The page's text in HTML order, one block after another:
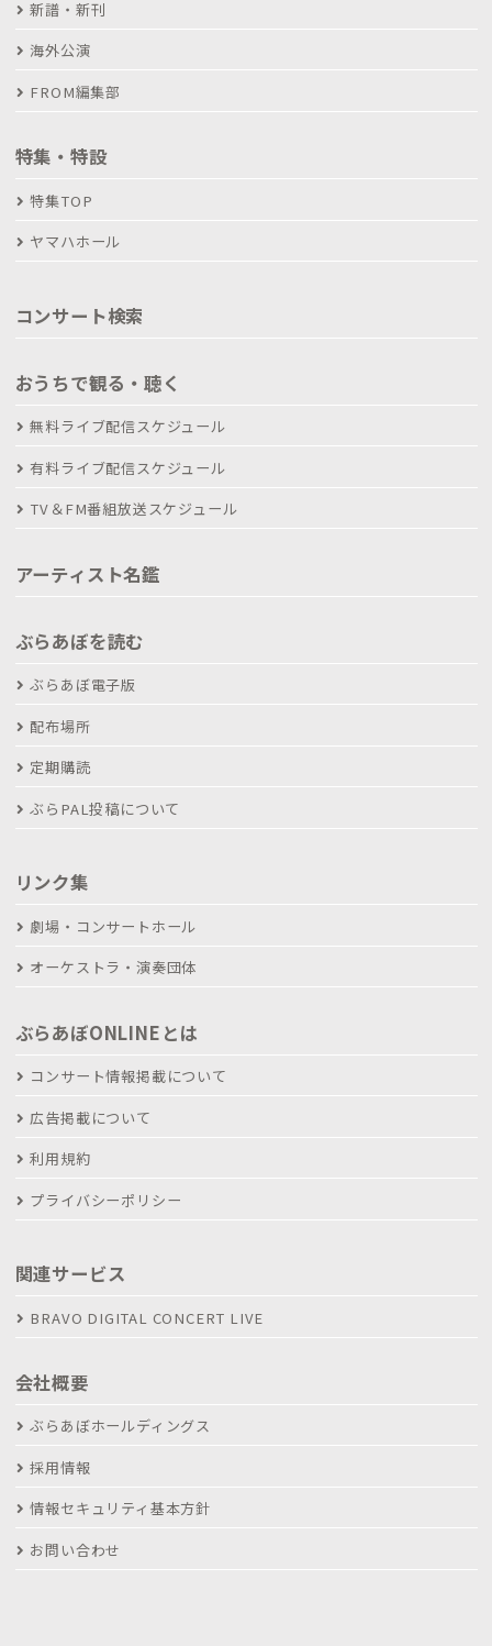
新譜・新刊
海外公演
FROM編集部
特集・特設
特集TOP
ヤマハホール
コンサート検索
おうちで観る・聴く
無料ライブ配信スケジュール
有料ライブ配信スケジュール
TV＆FM番組放送スケジュール
アーティスト名鑑
ぶらあぼを読む
ぶらあぼ電子版
配布場所
定期購読
ぶらPAL投稿について
リンク集
劇場・コンサートホール
オーケストラ・演奏団体
ぶらあぼONLINEとは
コンサート情報掲載について
広告掲載について
利用規約
プライバシーポリシー
関連サービス
BRAVO DIGITAL CONCERT LIVE
会社概要
ぶらあぼホールディングス
採用情報
情報セキュリティ基本方針
お問い合わせ